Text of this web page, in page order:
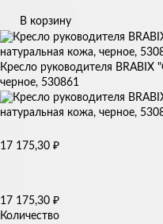
В корзину
Кресло руководителя BRABIX
черное, 530861
17 175,30 ₽
17 175,30 ₽
Количество